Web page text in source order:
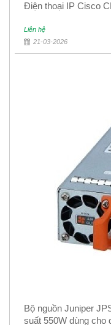
Điện thoại IP Cisco
Liên hệ
21-03-2026
Bộ nguồn Juniper
suất 550W dùng cho